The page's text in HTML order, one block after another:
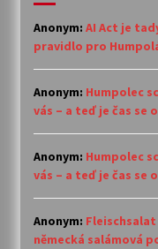
Anonym: AI Act je
pravidlo pro
Anonym: Humpolec
vás – a teď je čas se
Anonym: Humpolec
vás – a teď je čas se
Anonym:
německá salámová